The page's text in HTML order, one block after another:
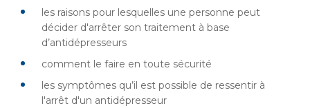
les raisons pour lesquelles une personne peut
décider d'arrêter son traitement à base
d’antidépresseurs
comment le faire en toute sécurité
les symptômes qu’il est possible de ressentir à
l'arrêt d'un antidépresseur